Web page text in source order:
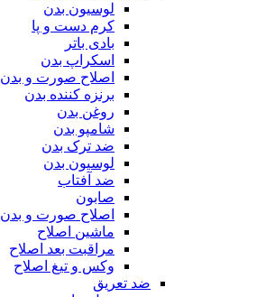
لوسیون بدن
کرم دست و پا
بادی باتر
اسکراپ بدن
اصلاح صورت و بدن
برنزه کننده بدن
روغن بدن
شامپو بدن
ضد ترک بدن
لوسیون بدن
ضد آفتاب
صابون
اصلاح صورت و بدن
ماشین اصلاح
مراقبت بعد اصلاح
وکس و تیغ اصلاح
ضد تعریق